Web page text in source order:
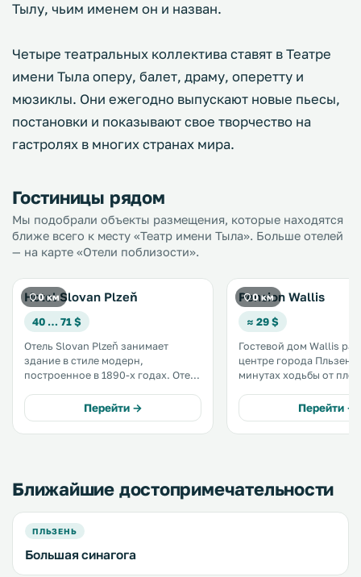
Тылу, чьим именем он и назван.
Четыре театральных коллектива ставят в Театре
имени Тыла оперу, балет, драму, оперетту и
мюзиклы. Они ежегодно выпускают новые пьесы,
постановки и показывают свое творчество на
гастролях в многих странах мира.
Гостиницы рядом
Мы подобрали объекты размещения, которые находятся
ближе всего к месту «Театр имени Тыла». Больше отелей
— на карте «Отели поблизости».
0 км
Hotel Slovan Plzeň
40 … 71 $
Отель Slovan Plzeň занимает
здание в стиле модерн,
построенное в 1890-х годах. Отель
Сметановы сады и в 250 метрах от
главной площади с собором
святого Варфоломея. .
Перейти →
0 км
Pension Wallis
≈ 29 $
Гостевой дом Wallis
центре города Пльзень,
минутах ходьбы от
ресторан с крытой
зоной для некурящих. В
Перейти →
Ближайшие достопримечательности
ПЛЬЗЕНЬ
Большая синагога